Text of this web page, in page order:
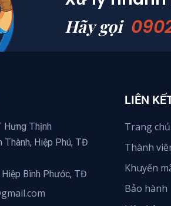
Hãy gọi
Hưng Thịnh
Thành, Hiệp Phú, TĐ
Bình Phước, TĐ
LIÊN
Trang chủ
Thành
Khuyến
Bảo hành